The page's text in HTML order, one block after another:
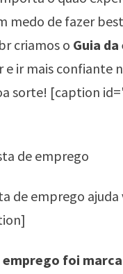
medo de fazer
criamos o Guia
e ir mais confiante
sorte! [caption
de emprego
foi